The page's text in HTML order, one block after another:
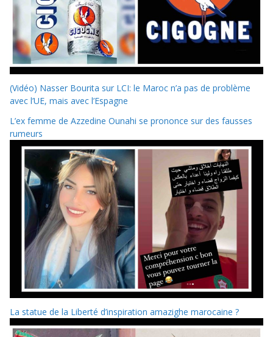
(Vidéo) Nasser Bourita sur LCI: le Maroc n’a pas de problème
avec l’UE, mais avec l’Espagne
L’ex femme de Azzedine Ounahi se prononce sur des fausses
rumeurs
La statue de la Liberté d’inspiration amazighe marocaine ?